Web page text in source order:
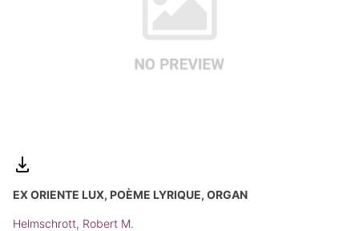
EX ORIENTE LUX, POÈME LYRIQUE, ORGAN
Helmschrott, Robert M.